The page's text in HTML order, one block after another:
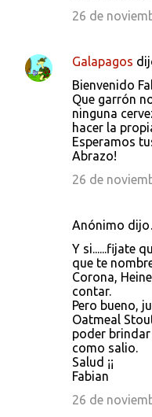
26 de
Galapagos
Bienvenido
Que garrón
ninguna
hacer la
Esperamos
Abrazo!
26 de
Anónimo
Y si......fijate
que te
Corona,
contar.
Pero bueno,
Oatmeal
poder brindar
como salio.
Salud ¡¡
Fabian
26 de